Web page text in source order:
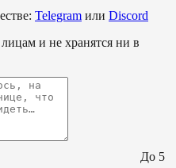
Telegram или Discord
и не хранятся ни в
До 5